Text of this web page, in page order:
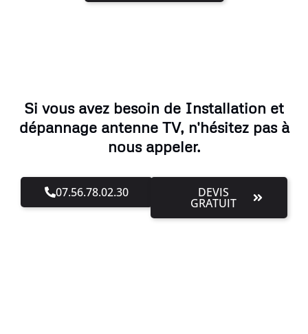
Si vous avez besoin de Installation et
dépannage antenne TV, n'hésitez pas à
nous appeler.
07.56.78.02.30 DEVIS
GRATUIT